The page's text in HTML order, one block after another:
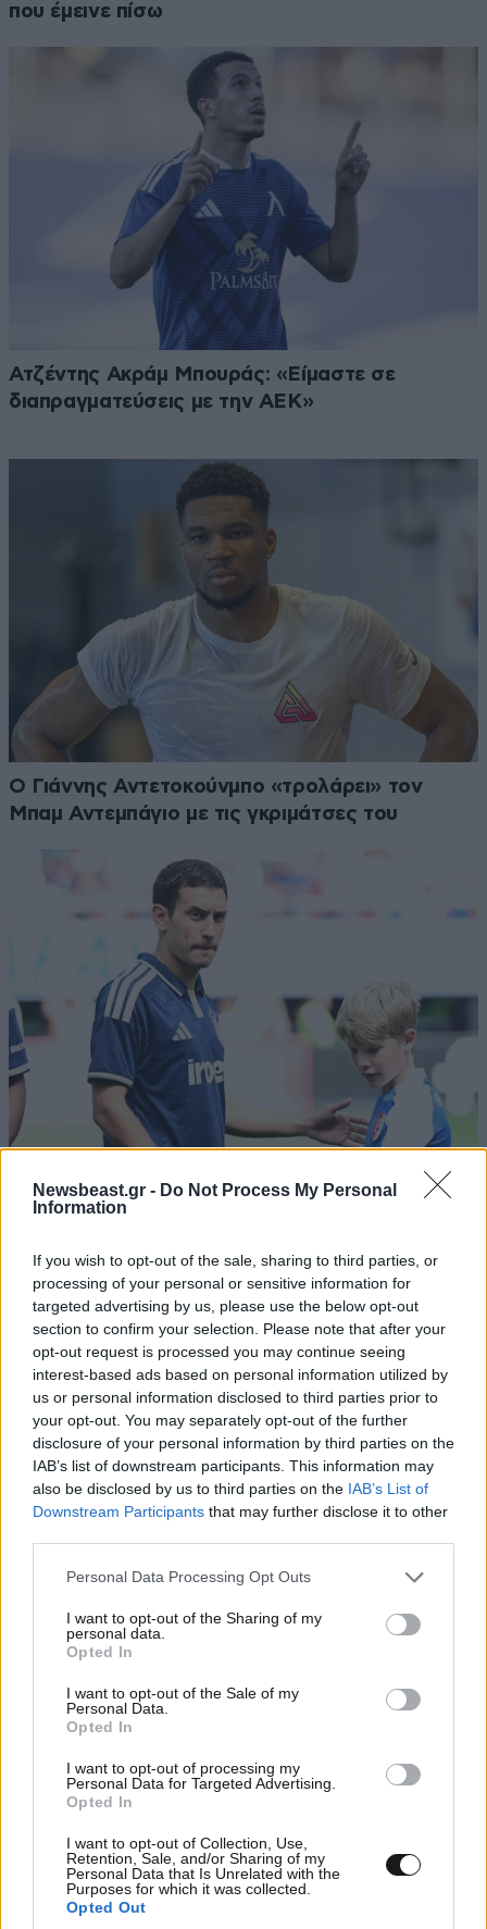
Newsbeast.gr - Do Not Process My Personal
Information
If you wish to opt-out of the sale, sharing to third parties, or
processing of your personal or sensitive information for
targeted advertising by us, please use the below opt-out
section to confirm your selection. Please note that after your
opt-out request is processed you may continue seeing
interest-based ads based on personal information utilized by
us or personal information disclosed to third parties prior to
your opt-out. You may separately opt-out of the further
disclosure of your personal information by third parties on the
IAB’s list of downstream participants. This information may
also be disclosed by us to third parties on the IAB’s List of
Downstream Participants that may further disclose it to other
Please note that this website/app uses one or more Google
not limited to your visit or usage behaviour. You may click to
grant or deny consent to Google and its third-party tags to
use your data for below specified purposes in below Google
consent section.
Personal Data Processing Opt Outs
I want to opt-out of the Sharing of my
personal data.
Opted In
I want to opt-out of the Sale of my
Personal Data.
Opted In
I want to opt-out of processing my
Personal Data for Targeted Advertising.
Opted In
I want to opt-out of Collection, Use,
Retention, Sale, and/or Sharing of my
Personal Data that Is Unrelated with the
Purposes for which it was collected.
Opted Out
που έμεινε πίσω
Ατζέντης Ακράμ Μπουράς: «Είμαστε σε
διαπραγματεύσεις με την ΑΕΚ»
Ο Γιάννης Αντετοκούνμπο «τρολάρει» τον
Μπαμ Αντεμπάγιο με τις γκριμάτσες του
Ολυμπιακός: Ο Έσε κρίνει την 11άδα της ρεβάνς
με τη Ναϊμέγκεν
Ακολουθήστε τοNEWSBEASTστοGoogle News
και μάθετε πρώτοι όλες τις ειδήσεις
ΣΧΌΛΙΑ ΑΝΑΓΝΩΣΤΏΝ